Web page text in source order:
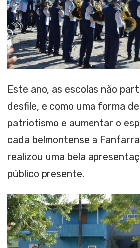
Este ano, as escolas não
desfile, e como uma forma
patriotismo e aumentar o
cada belmontense a
realizou uma bela
público presente.